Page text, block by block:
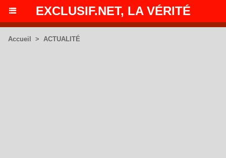
EXCLUSIF.NET, LA VÉRITÉ
Accueil > ACTUALITÉ